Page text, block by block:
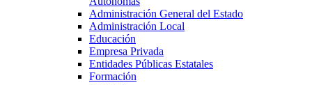
Administración General del Estado
Administración Local
Educación
Empresa Privada
Entidades Públicas Estatales
Formación